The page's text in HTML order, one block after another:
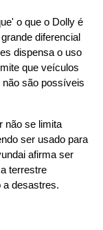
o que o Dolly é
diferencial
dispensa o uso
que veículos
são possíveis
não se limita
ser usado para
afirma ser
terrestre
a desastres.